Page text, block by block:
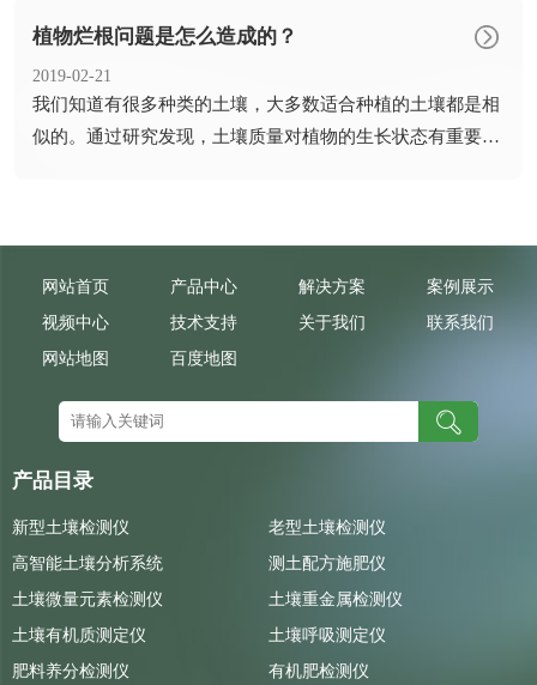
植物烂根问题是怎么造成的？
2019-02-21
​我们知道有很多种类的土壤，大多数适合种植的土壤都是相
似的。通过研究发现，土壤质量对植物的生长状态有重要影
网站首页 产品中心 解决方案
案例展示
视频中心
技术支持 关于我们
联系我们
网站地图
百度地图
产品目录
新型土壤检测仪
老型土壤检测仪
高智能土壤分析系统
测土配方施肥仪
土壤微量元素检测仪
土壤重金属检测仪
土壤有机质测定仪
土壤呼吸测定仪
肥料养分检测仪
有机肥检测仪